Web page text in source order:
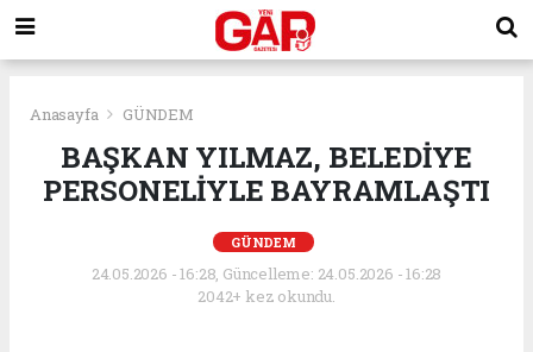
Anasayfa GÜNDEM
BAŞKAN YILMAZ, BELEDİYE
PERSONELİYLE BAYRAMLAŞTI
GÜNDEM
24.05.2026 - 16:28, Güncelleme: 24.05.2026 - 16:28
2042+ kez okundu.